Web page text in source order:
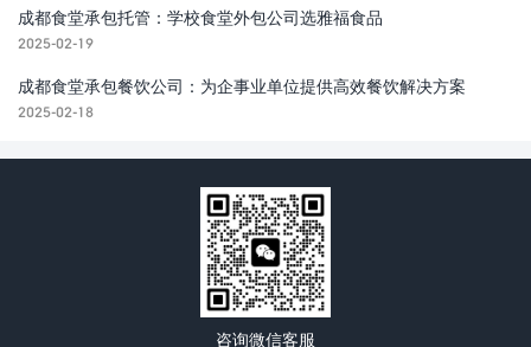
成都食堂承包托管：学校食堂外包公司选雅福食品
2025-02-19
成都食堂承包餐饮公司：为企事业单位提供高效餐饮解决方案
2025-02-18
咨询微信客服